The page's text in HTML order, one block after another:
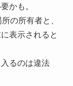
かも。
の所有者と、
表示されると
るのは違法